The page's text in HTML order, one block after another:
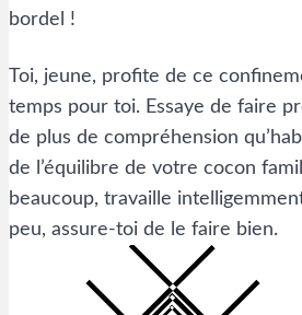
bordel !
Toi, jeune, profite de ce
temps pour toi. Essaye de faire
de plus de compréhension
de l’équilibre de votre cocon
beaucoup, travaille
peu, assure-toi de le faire bien.